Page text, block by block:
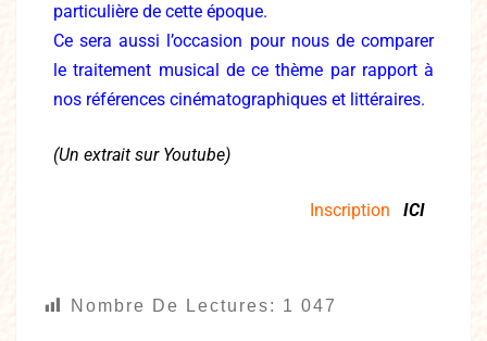
particulière de cette époque.
Ce sera aussi l’occasion pour nous de comparer
le traitement musical de ce thème par rapport à
nos références cinématographiques et littéraires.
(Un extrait sur Youtube)
Inscription ICI
Nombre De Lectures: 1 047